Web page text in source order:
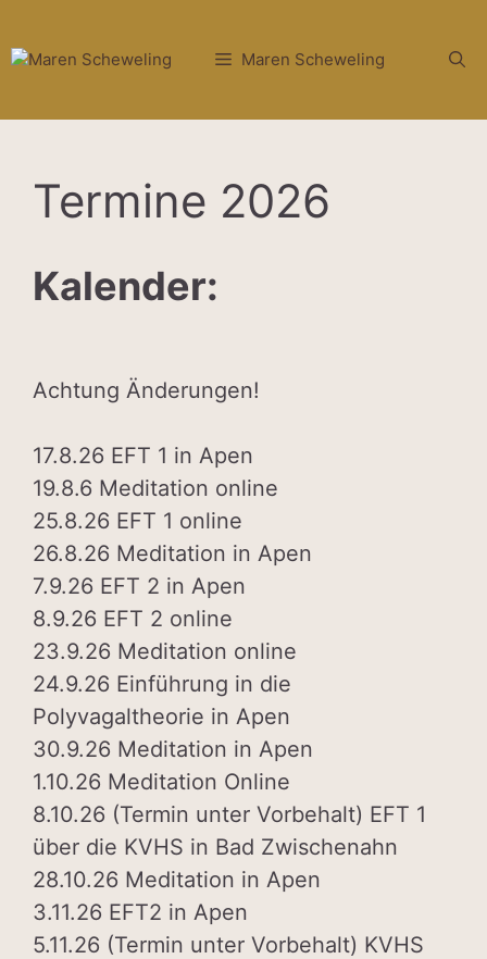
springen
Maren Scheweling
Termine 2026
Kalender:
Achtung Änderungen!
17.8.26 EFT 1 in Apen
19.8.6 Meditation online
25.8.26 EFT 1 online
26.8.26 Meditation in Apen
7.9.26 EFT 2 in Apen
8.9.26 EFT 2 online
23.9.26 Meditation online
24.9.26 Einführung in die
Polyvagaltheorie in Apen
30.9.26 Meditation in Apen
1.10.26 Meditation Online
8.10.26 (Termin unter Vorbehalt) EFT 1
über die KVHS in Bad Zwischenahn
28.10.26 Meditation in Apen
3.11.26 EFT2 in Apen
5.11.26 (Termin unter Vorbehalt) KVHS